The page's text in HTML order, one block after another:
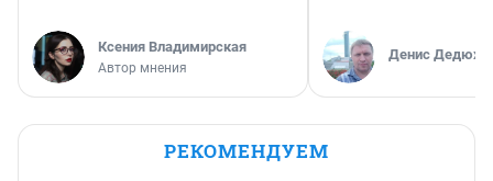
Ксения Владимирская
Автор мнения
Денис
РЕКОМЕНДУЕМ